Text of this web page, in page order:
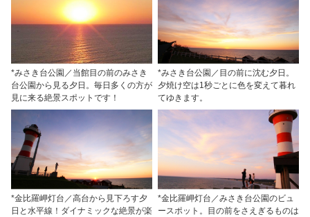
*みさき台公園／当館目の前のみさき
台公園から見る夕日。毎日多くの方が
見に来る絶景スポットです！
*みさき台公園／目の前に沈む夕日。
夕焼け空は1秒ごとに色を変えて暮れ
てゆきます。
*金比羅岬灯台／高台から見下ろす夕
日と水平線！ダイナミックな絶景が楽
*金比羅岬灯台／みさき台公園のビュ
ースポット。目の前をさえぎるものは